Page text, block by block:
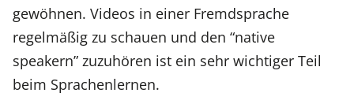
gewöhnen. Videos in einer Fremdsprache
regelmäßig zu schauen und den “native
speakern” zuzuhören ist ein sehr wichtiger Teil
beim Sprachenlernen.